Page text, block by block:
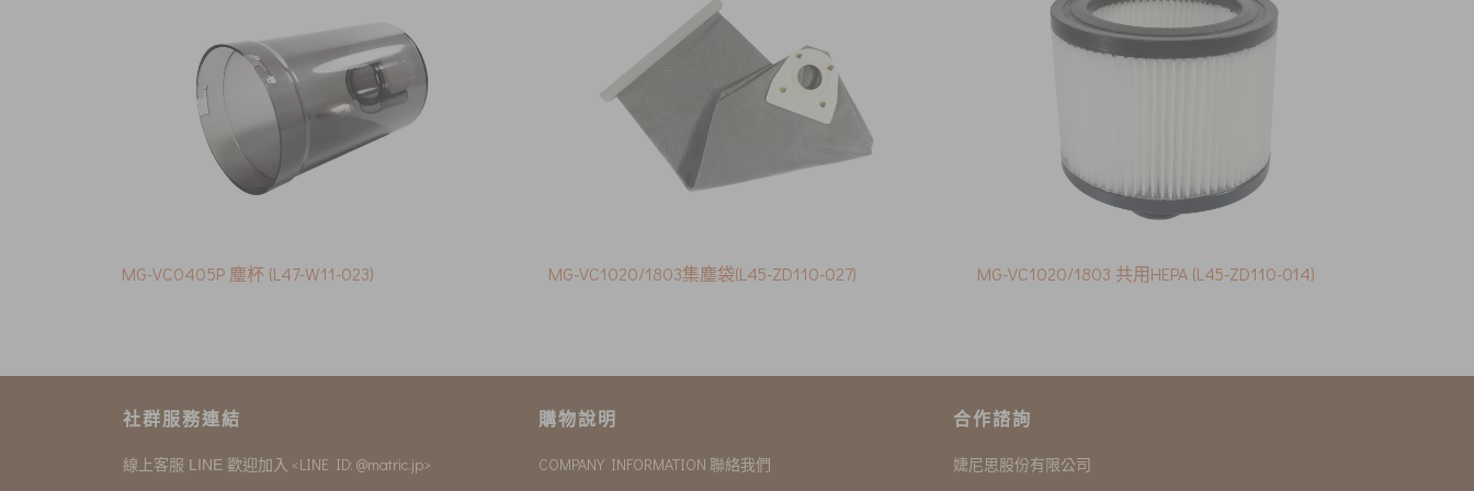
MG-VC0405P 塵杯 (L47-W11-023) MG-VC1020/1803集塵袋(L45-ZD110-027) MG-VC1020/1803 共用HEPA (L45-ZD110-014)
社群服務連結
線上客服 LINE 歡迎加入 <LINE ID: @matric.jp>
購物說明
COMPANY INFORMATION 聯絡我們
合作諮詢
婕尼思股份有限公司